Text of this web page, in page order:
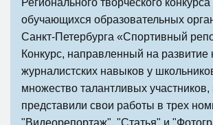
Регионального творческого
обучающихся образовательных
Санкт-Петербурга «Спортивный
Конкурс, направленный на развитие
журналистских навыков у
множество талантливых участников,
представили свои работы в трех
"Видеорепортаж", "Статья" и